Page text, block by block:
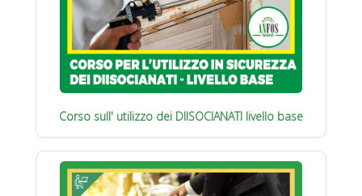
Corso sull' utilizzo dei DIISOCIANATI livello base